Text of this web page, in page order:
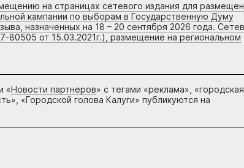
на страницах сетевого издания для
кампании по выборам в Государственную Думу
назначенных на 18 – 20 сентября 2026 года.
от 15.03.2021г.), размещение на региональном
«Новости партнеров» с тегами «реклама», «городская
«Городской голова Калуги» публикуются на